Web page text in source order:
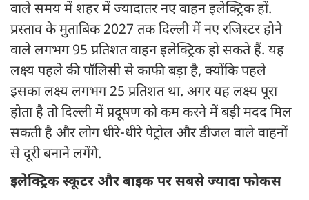
वाले समय में शहर में ज्यादातर नए वाहन इलेक्ट्रिक हों.
प्रस्ताव के मुताबिक 2027 तक दिल्ली में नए रजिस्टर होने
वाले लगभग 95 प्रतिशत वाहन इलेक्ट्रिक हो सकते हैं. यह
लक्ष्य पहले की पॉलिसी से काफी बड़ा है, क्योंकि पहले
इसका लक्ष्य लगभग 25 प्रतिशत था. अगर यह लक्ष्य पूरा
होता है तो दिल्ली में प्रदूषण को कम करने में बड़ी मदद मिल
सकती है और लोग धीरे-धीरे पेट्रोल और डीजल वाले वाहनों
से दूरी बनाने लगेंगे.
इलेक्ट्रिक स्कूटर और बाइक पर सबसे ज्यादा फोकस